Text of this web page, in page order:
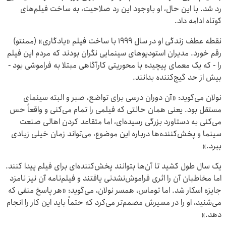
رد شد. با این حال، او باوجود این رد صلاحیت، به ساخت فیلم‌های
کوتاه ادامه داد.
نقطه عطف زندگی او در سال ۱۹۹۹ با ساخت فیلم «یادگاری» (ممنتو)
رقم خورد. مدیران استودیوهای سینمایی نگران بودند که مردم این فیلم
را - که یک معمای پیچیده با محوریتی کارآگاهی مبتلا به فراموشی بود -
بیش از حد گیج‌کننده بدانند.
نولان می‌گوید: «آن دوران درسی برای تواضع، صبر و البته سینمای
مستقل بود. یعنی همان حالتی که فیلمی را تمام می‌کنی و واقعاً حس
می‌کنی به دستاورد بزرگی رسیده‌ای، اما متقاعد کردن اهالی صنعت
سینما و پخش‌کننده‌ها درباره این موضوع، می‌تواند زمان خیلی زیادی
ببرد.»
یک سال طول کشید تا آن‌ها بتوانند پخش‌کننده‌ای برای فیلم پیدا کنند.
اما مخاطبان آن را اثری فراموش‌نشدنی یافتند و فیلم‌نامه آن نیز نامزد
جایزه اسکار شد. اما توماس، همسر نولان، می‌گوید: «هر پاسخ منفی که
می‌شنید، او را در مسیرش مصمم‌تر می‌کرد که حتماً باید این کار را انجام
دهد.»